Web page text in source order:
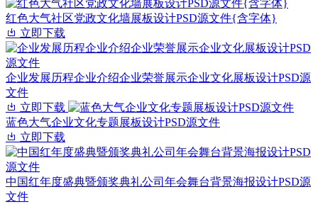
红色大气社区党政文化墙展板设计PSD源文件{含字体}
立即下载
企业发展历程企业介绍企业荣誉展示企业文化展板设计PSD源
文件
立即下载
蓝色大气企业文化专题展板设计PSD源文件
立即下载
中国红年度盛典暨颁奖典礼公司年会舞台背景海报设计PSD源
文件